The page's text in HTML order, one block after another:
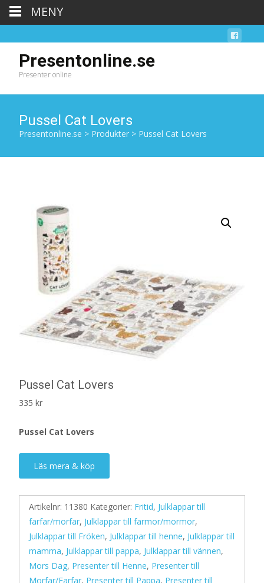
Presentonline.se
Presenter online
Pussel Cat Lovers
Presentonline.se > Produkter > Pussel Cat Lovers
Pussel Cat Lovers
335 kr
Pussel Cat Lovers
Läs mera & köp
Artikelnr: 11380 Kategorier: Fritid, Julklappar till
farfar/morfar, Julklappar till farmor/mormor,
Julklappar till Fröken, Julklappar till henne, Julklappar till
mamma, Julklappar till pappa, Julklappar till vännen,
Mors Dag, Presenter till Henne, Presenter till
Morfar/Farfar, Presenter till Pappa, Presenter till
MENY